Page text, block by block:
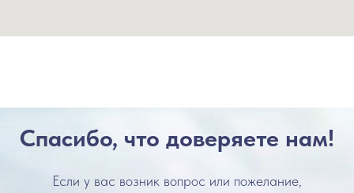
Спасибо, что доверяете нам!
Если у вас возник вопрос или пожелание,